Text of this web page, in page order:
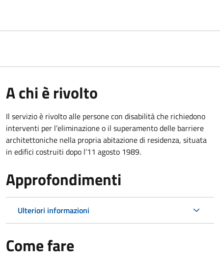
A chi è rivolto
Il servizio è rivolto alle persone con disabilità che richiedono
interventi per l’eliminazione o il superamento delle barriere
architettoniche nella propria abitazione di residenza, situata
in edifici costruiti dopo l’11 agosto 1989.
Approfondimenti
Ulteriori informazioni
Come fare